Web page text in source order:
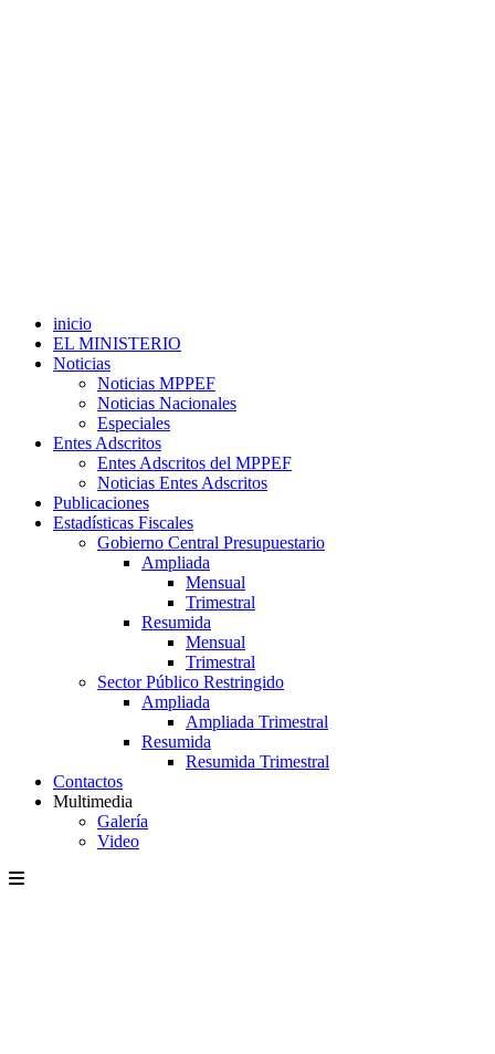
inicio
EL MINISTERIO
Noticias
Noticias MPPEF
Noticias Nacionales
Especiales
Entes Adscritos
Entes Adscritos del MPPEF
Noticias Entes Adscritos
Publicaciones
Estadísticas Fiscales
Gobierno Central Presupuestario
Ampliada
Mensual
Trimestral
Resumida
Mensual
Trimestral
Sector Público Restringido
Ampliada
Ampliada Trimestral
Resumida
Resumida Trimestral
Contactos
Multimedia
Galería
Video